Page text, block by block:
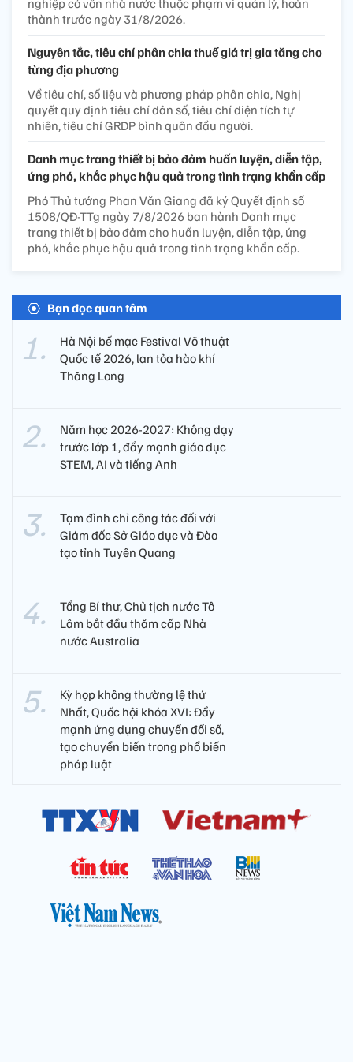
nghiệp có vốn nhà nước thuộc phạm vi quản lý, hoàn
thành trước ngày 31/8/2026.
Nguyên tắc, tiêu chí phân chia thuế giá trị gia tăng cho
từng địa phương
Về tiêu chí, số liệu và phương pháp phân chia, Nghị
quyết quy định tiêu chí dân số, tiêu chí diện tích tự
nhiên, tiêu chí GRDP bình quân đầu người.
Danh mục trang thiết bị bảo đảm huấn luyện, diễn tập,
ứng phó, khắc phục hậu quả trong tình trạng khẩn cấp
Phó Thủ tướng Phan Văn Giang đã ký Quyết định số
1508/QĐ-TTg ngày 7/8/2026 ban hành Danh mục
trang thiết bị bảo đảm cho huấn luyện, diễn tập, ứng
phó, khắc phục hậu quả trong tình trạng khẩn cấp.
Bạn đọc quan tâm
Hà Nội bế mạc Festival Võ thuật
Quốc tế 2026, lan tỏa hào khí
Thăng Long
Năm học 2026-2027: Không dạy
trước lớp 1, đẩy mạnh giáo dục
STEM, AI và tiếng Anh
Tạm đình chỉ công tác đối với
Giám đốc Sở Giáo dục và Đào
tạo tỉnh Tuyên Quang
Tổng Bí thư, Chủ tịch nước Tô
Lâm bắt đầu thăm cấp Nhà
nước Australia
Kỳ họp không thường lệ thứ
Nhất, Quốc hội khóa XVI: Đẩy
mạnh ứng dụng chuyển đổi số,
tạo chuyển biến trong phổ biến
pháp luật